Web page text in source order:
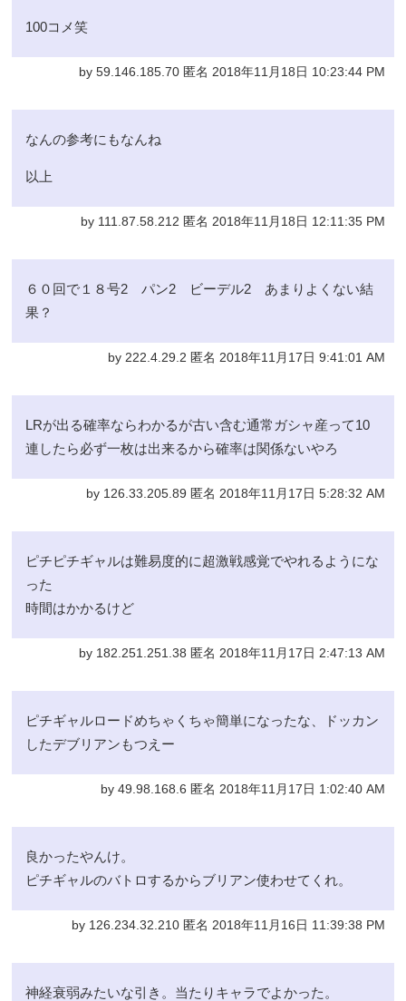
100コメ笑
by 59.146.185.70 匿名 2018年11月18日 10:23:44 PM
なんの参考にもなんね
以上
by 111.87.58.212 匿名 2018年11月18日 12:11:35 PM
６０回で１８号2 パン2 ビーデル2 あまりよくない結
果？
by 222.4.29.2 匿名 2018年11月17日 9:41:01 AM
LRが出る確率ならわかるが古い含む通常ガシャ産って10
連したら必ず一枚は出来るから確率は関係ないやろ
by 126.33.205.89 匿名 2018年11月17日 5:28:32 AM
ピチピチギャルは難易度的に超激戦感覚でやれるようにな
った
時間はかかるけど
by 182.251.251.38 匿名 2018年11月17日 2:47:13 AM
ピチギャルロードめちゃくちゃ簡単になったな、ドッカン
したデブリアンもつえー
by 49.98.168.6 匿名 2018年11月17日 1:02:40 AM
良かったやんけ。
ピチギャルのバトロするからブリアン使わせてくれ。
by 126.234.32.210 匿名 2018年11月16日 11:39:38 PM
神経衰弱みたいな引き。当たりキャラでよかった。